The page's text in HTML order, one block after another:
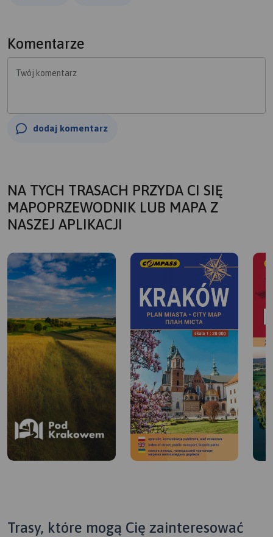
Komentarze
Twój komentarz
dodaj komentarz
NA TYCH TRASACH PRZYDA CI SIĘ
MAPOPRZEWODNIK LUB MAPA Z
NASZEJ APLIKACJI
Trasy, które mogą Cię zainteresować